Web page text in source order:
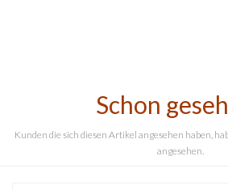
Schon
Kunden die sich diesen Artikel angesehen haben,
angesehen.